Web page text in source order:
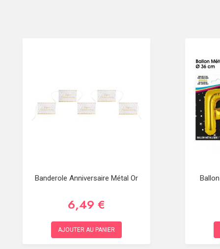
Banderole Anniversaire Métal Or
6,49 €
AJOUTER AU PANIER